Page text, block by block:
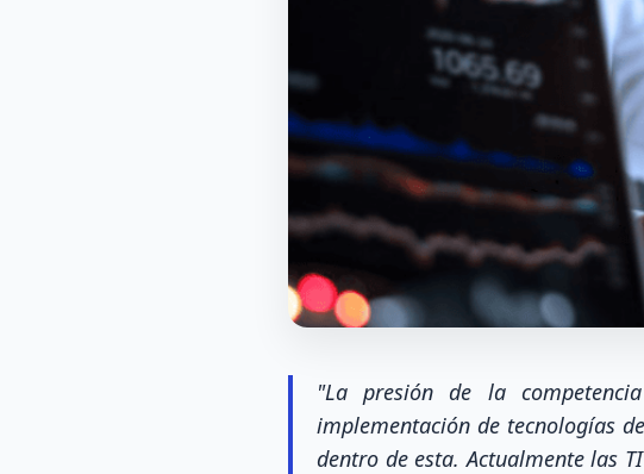
"La presión de la
implementación de tecnologías
dentro de esta. Actualmente las